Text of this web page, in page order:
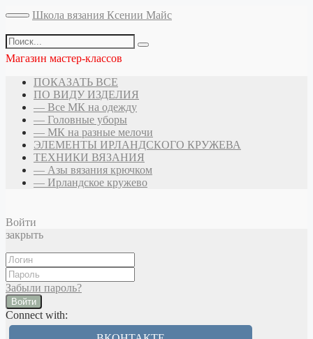
Школа вязания Ксении Майс
Магазин мастер-классов
ПОКАЗАТЬ ВСЕ
ПО ВИДУ ИЗДЕЛИЯ
— Все МК на одежду
— Головные уборы
— МК на разные мелочи
ЭЛЕМЕНТЫ ИРЛАНДСКОГО КРУЖЕВА
ТЕХНИКИ ВЯЗАНИЯ
— Азы вязания крючком
— Ирландское кружево
Войти
закрыть
Забыли пароль?
Войти
Connect with: